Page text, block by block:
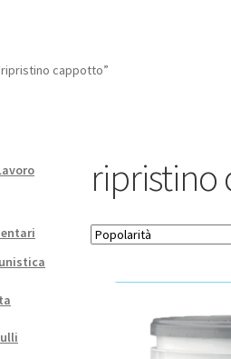
cappotto”
ripristino